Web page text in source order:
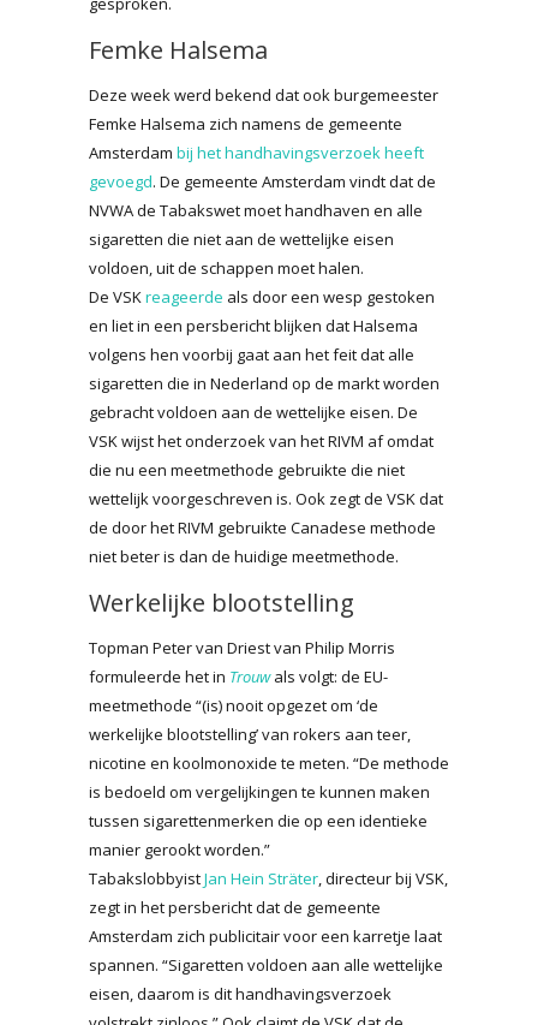
Femke Halsema
Deze week werd bekend dat ook burgemeester
Femke Halsema zich namens de gemeente
Amsterdam bij het handhavingsverzoek heeft
gevoegd. De gemeente Amsterdam vindt dat de
NVWA de Tabakswet moet handhaven en alle
sigaretten die niet aan de wettelijke eisen
voldoen, uit de schappen moet halen.
De VSKreageerde als door een wesp gestoken
en liet in een persbericht blijken dat Halsema
volgens hen voorbij gaat aan het feit dat alle
sigaretten die in Nederland op de markt worden
gebracht voldoen aan de wettelijke eisen. De
VSK wijst het onderzoek van het RIVM af omdat
die nu een meetmethode gebruikte die niet
wettelijk voorgeschreven is. Ook zegt de VSK dat
de door het RIVM gebruikte Canadese methode
niet beter is dan de huidige meetmethode.
Werkelijke blootstelling
Topman Peter van Driest van Philip Morris
formuleerde het in Trouwals volgt: de EU-
meetmethode “(is) nooit opgezet om ‘de
werkelijke blootstelling’ van rokers aan teer,
nicotine en koolmonoxide te meten. “De methode
is bedoeld om vergelijkingen te kunnen maken
tussen sigarettenmerken die op een identieke
manier gerookt worden.”
TabakslobbyistJan Hein Sträter, directeur bij VSK,
zegt in het persbericht dat de gemeente
Amsterdam zich publicitair voor een karretje laat
spannen. “Sigaretten voldoen aan alle wettelijke
eisen, daarom is dit handhavingsverzoek